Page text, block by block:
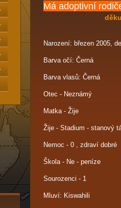
Má adoptivní
Narození: březen 2005,
Barva očí: Černá
Barva vlasů: Černá
Otec - Neznámý
Matka - Žije
Žije - Stadium - stanový
Nemoc - 0 , zdraví dobré
Škola - Ne - peníze
Sourozenci - 1
Mluví: Kiswahili